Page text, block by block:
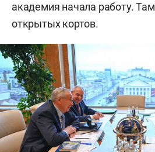
академия начала работу.
открытых кортов.